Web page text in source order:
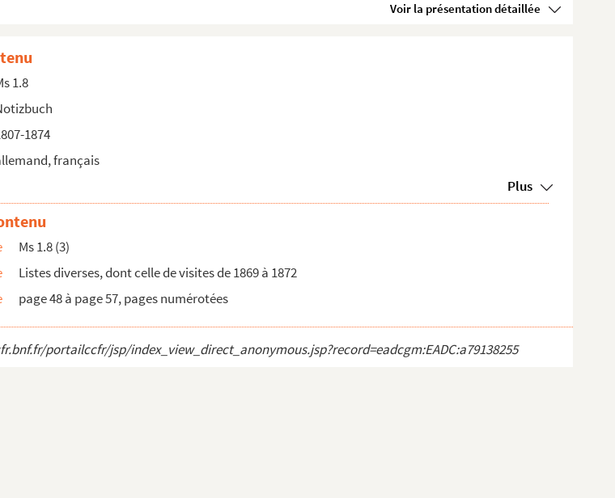
Voir la présentation détaillée
1.8
1874
français
Plus
Ms 1.8 (3)
Listes diverses, dont celle de visites de 1869 à 1872
page 48 à page 57, pages numérotées
portailccfr/jsp/index_view_direct_anonymous.jsp?record=eadcgm:EADC:a79138255